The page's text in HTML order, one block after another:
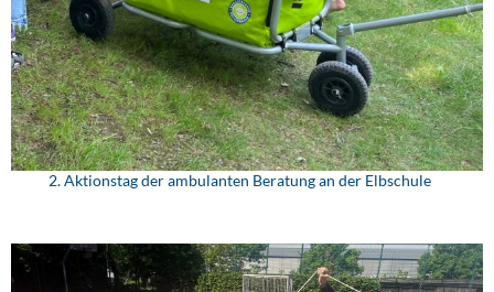
2. Aktionstag der ambulanten Beratung an der Elbschule